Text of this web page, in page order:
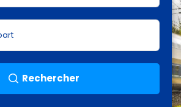
Rechercher